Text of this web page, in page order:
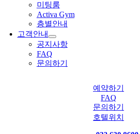
미팅룸
Activa Gym
층별안내
고객안내
공지사항
FAQ
문의하기
예약하기
FAQ
문의하기
호텔위치